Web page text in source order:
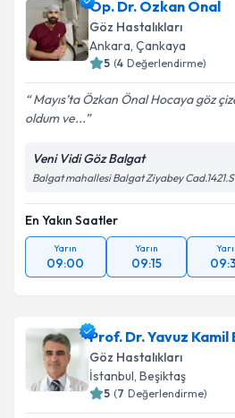
Op. Dr. Özkan Önal
Göz Hastalıkları
Ankara, Çankaya
5 (4 Değerlendirme)
Mayıs’ta Özkan Önal Hocaya göz
oldum ve...
Veni Vidi Göz Balgat
Balgat mahallesi Balgat Ziyabey
En Yakın Saatler
Yarın
09:00
Yarın
09:15
Prof. Dr. Yavuz Kamil
Göz Hastalıkları
İstanbul, Beşiktaş
5 (7 Değerlendirme)